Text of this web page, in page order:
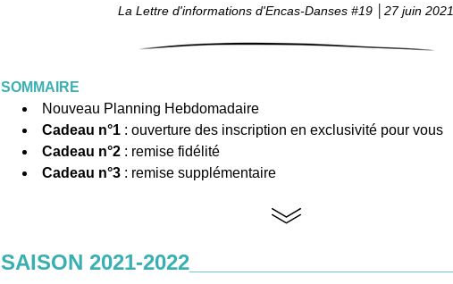
La Lettre d'informations d'Encas-Danses #19 │27 juin 2021
SOMMAIRE
Nouveau Planning Hebdomadaire
Cadeau n°1 : ouverture des inscription en exclusivité pour vous
Cadeau n°2 : remise fidélité
Cadeau n°3 : remise supplémentaire
SAISON 2021-2022